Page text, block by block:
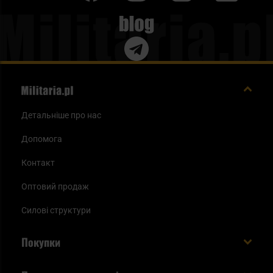
Blog
Детальніше про нас
Допомога
Контакт
Оптовий продаж
Силові структури
Покупки